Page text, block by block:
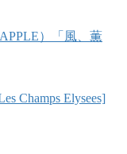
）「風、薫
Champs Elysees]